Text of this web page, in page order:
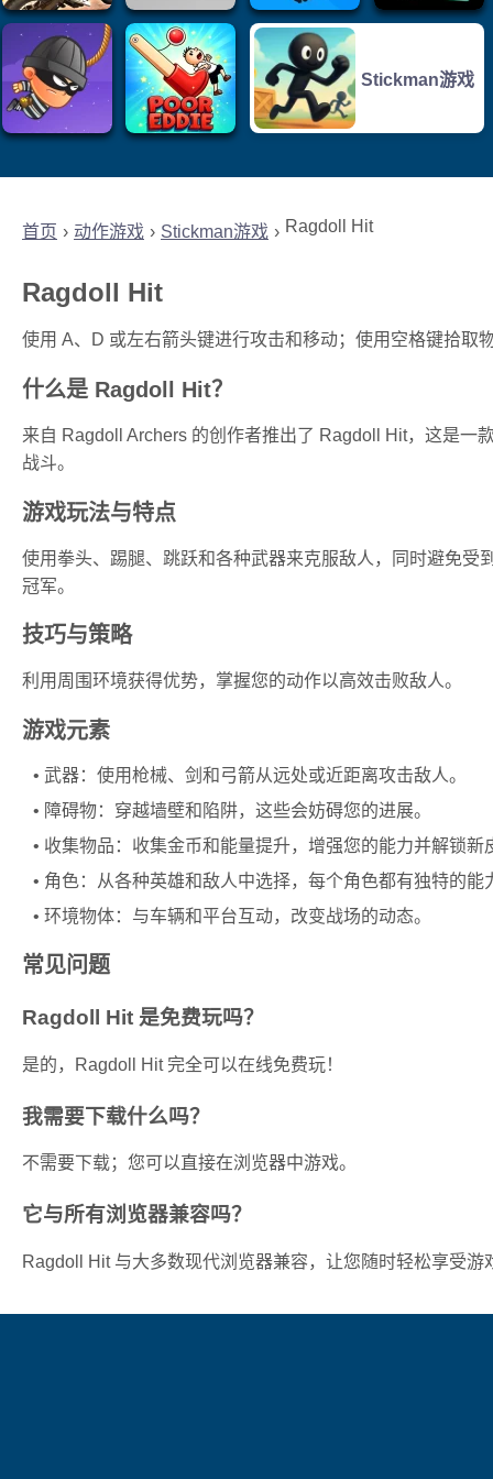
首页 动作游戏 Stickman游戏 Ragdoll Hit
Ragdoll Hit
使用 A、D 或左右箭头键进行攻击和移动；使用空格键拾取
什么是 Ragdoll Hit？
来自 Ragdoll Archers 的创作者推出了 Ragdoll Hit，这是一
战斗。
游戏玩法与特点
使用拳头、踢腿、跳跃和各种武器来克服敌人，同时避免
冠军。
技巧与策略
利用周围环境获得优势，掌握您的动作以高效击败敌人。
游戏元素
武器：使用枪械、剑和弓箭从远处或近距离攻击敌人。
障碍物：穿越墙壁和陷阱，这些会妨碍您的进展。
收集物品：收集金币和能量提升，增强您的能力并解锁新
角色：从各种英雄和敌人中选择，每个角色都有独特的能
环境物体：与车辆和平台互动，改变战场的动态。
常见问题
Ragdoll Hit 是免费玩吗？
是的，Ragdoll Hit 完全可以在线免费玩！
我需要下载什么吗？
不需要下载；您可以直接在浏览器中游戏。
它与所有浏览器兼容吗？
Ragdoll Hit 与大多数现代浏览器兼容，让您随时轻松享受游
Stickman游戏